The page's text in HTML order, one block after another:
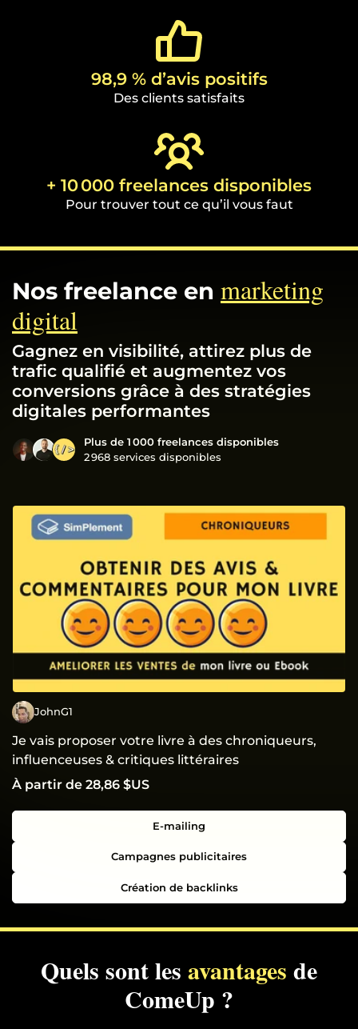
98,9 % d’avis positifs
Des clients satisfaits
+ 10 000 freelances disponibles
Pour trouver tout ce qu’il vous faut
Nos freelance en marketing
digital
Gagnez en visibilité, attirez plus de
trafic qualifié et augmentez vos
conversions grâce à des stratégies
digitales performantes
Plus de 1 000 freelances disponibles
2 968 services disponibles
JohnG1
Je vais proposer votre livre à des chroniqueurs,
influenceuses & critiques littéraires
À partir de 28,86 $US
E-mailing
Campagnes publicitaires
Création de backlinks
Quels sont les avantages de
ComeUp ?